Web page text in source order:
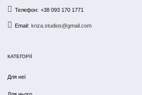
Телефон: +38 093 170 1771
Email: kriza.studios@gmail.com
КАТЕГОРІЇ
Для неї